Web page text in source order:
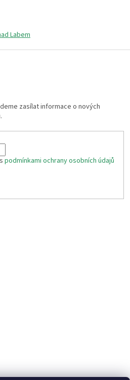
Labem
zasílat informace o nových
podmínkami ochrany osobních údajů